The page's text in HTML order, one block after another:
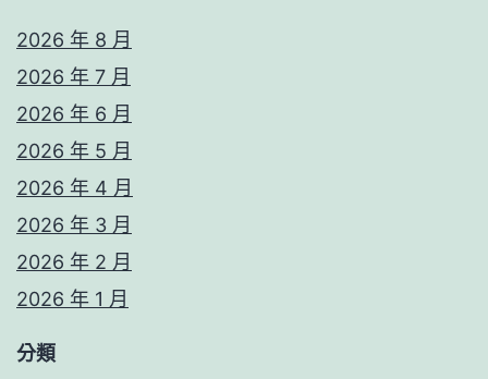
2026 年 8 月
2026 年 7 月
2026 年 6 月
2026 年 5 月
2026 年 4 月
2026 年 3 月
2026 年 2 月
2026 年 1 月
分類